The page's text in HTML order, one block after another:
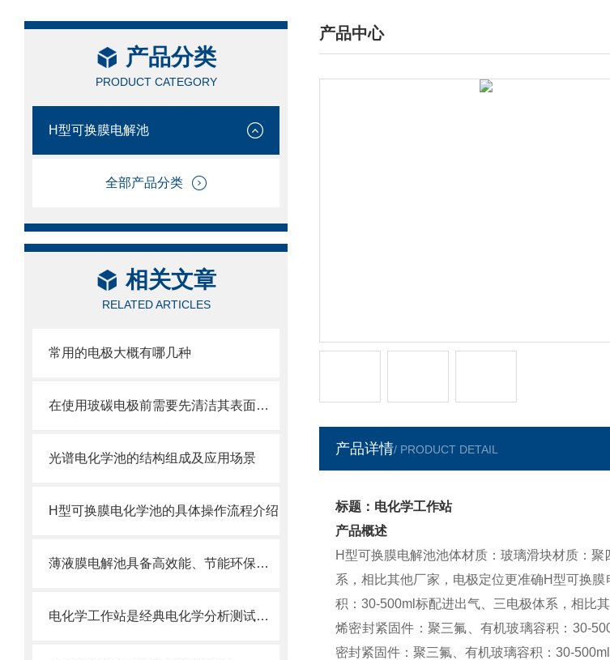
产品分类
PRODUCT CATEGORY
H型可换膜电解池
全部产品分类
相关文章
RELATED ARTICLES
常用的电极大概有哪几种
在使用玻碳电极前需要先清洁其表面会产生的各种含氧基团
光谱电化学池的结构组成及应用场景
H型可换膜电化学池的具体操作流程介绍
薄液膜电解池具备高效能、节能环保和可控性强的优势
电化学工作站是经典电化学分析测试仪器
产品中心
/ PRODUCTS CENTER
产品详情/ PRODUCT DETAIL
标题：电化学工作站
产品概述
H型可换膜电解池池体材质：玻璃滑块材质：
系，相比其他厂家，电极定位更准确H型可换
积：30-500ml标配进出气、三电极体系，相比
烯密封紧固件：聚三氟、有机玻璃容积：30-
密封紧固件：聚三氟、有机玻璃容积：30-